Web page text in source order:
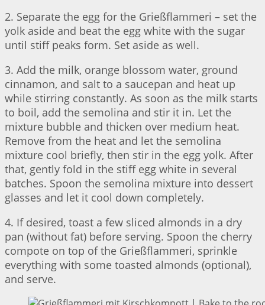
2. Separate the egg for the Grießflammeri – set the
yolk aside and beat the egg white with the sugar
until stiff peaks form. Set aside as well.
3. Add the milk, orange blossom water, ground
cinnamon, and salt to a saucepan and heat up
while stirring constantly. As soon as the milk starts
to boil, add the semolina and stir it in. Let the
mixture bubble and thicken over medium heat.
Remove from the heat and let the semolina
mixture cool briefly, then stir in the egg yolk. After
that, gently fold in the stiff egg white in several
batches. Spoon the semolina mixture into dessert
glasses and let it cool down completely.
4. If desired, toast a few sliced almonds in a dry
pan (without fat) before serving. Spoon the cherry
compote on top of the Grießflammeri, sprinkle
everything with some toasted almonds (optional),
and serve.